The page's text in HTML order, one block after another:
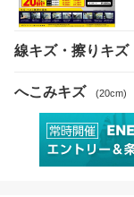
距離
線キズ・擦りキズ
へこみキズ (20cm)